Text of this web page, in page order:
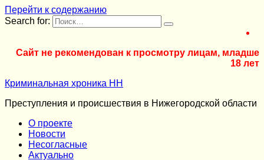
Перейти к содержанию
Search for:
Сайт не рекомендован к просмотру лицам, младше
18 лет
Криминальная хроника НН
Преступления и происшествия в Нижегородской области
О проекте
Новости
Несогласные
Актуально